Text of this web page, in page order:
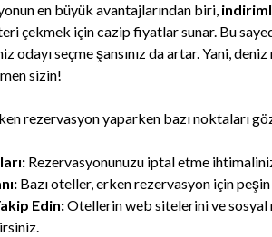
en büyük avantajlarından biri,
çekmek için cazip fiyatlar sunar. Bu
odayı seçme şansınız da artar. Yani,
sizin!
rezervasyon yaparken bazı noktaları
Rezervasyonunuzu iptal etme
Bazı oteller, erken rezervasyon için
Edin:Otellerin web sitelerini ve sosyal